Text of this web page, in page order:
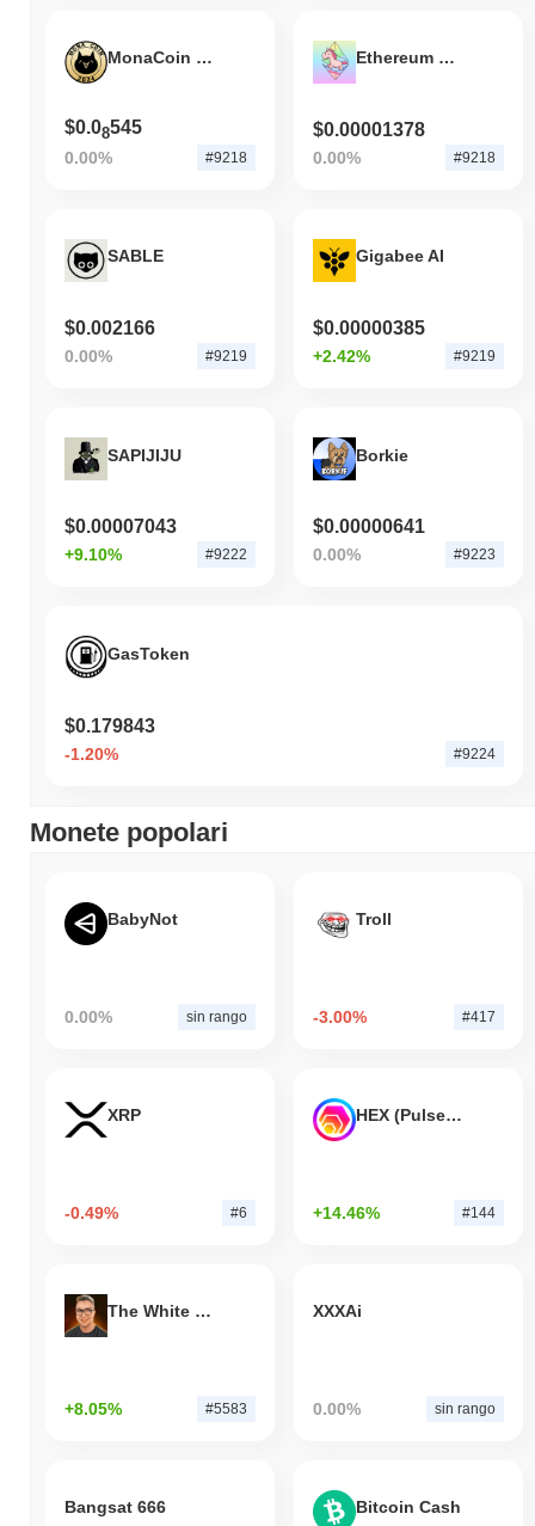
MonaCoin (ETH)
$0.08545
0.00% #9218
Ethereum Unicorn
$0.00001378
0.00% #9218
SABLE
$0.002166
0.00% #9219
Gigabee AI
$0.00000385
+2.42% #9219
SAPIJIJU
$0.00007043
+9.10% #9222
Borkie
$0.00000641
0.00% #9223
GasToken
$0.179843
-1.20% #9224
Monete popolari
BabyNot
0.00% sin rango
Troll
-3.00% #417
XRP
-0.49% #6
HEX (Pulsechain)
+14.46% #144
The White Bull
+8.05% #5583
XXXAi
0.00% sin rango
Bangsat 666 Bitcoin Cash